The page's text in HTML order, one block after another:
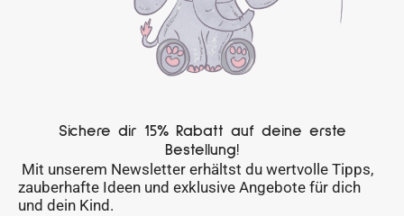
Sichere dir 15% Rabatt auf deine erste
Bestellung!
Mit unserem Newsletter erhältst du wertvolle Tipps,
zauberhafte Ideen und exklusive Angebote für dich
und dein Kind.